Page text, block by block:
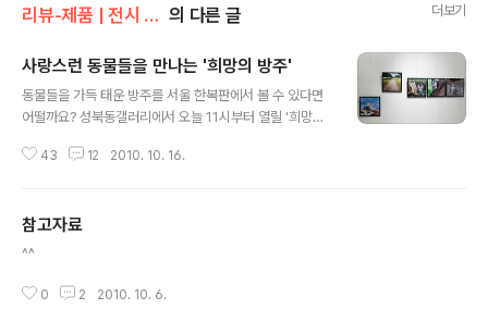
리뷰-제품 | 전시 | 공연 의 다른 글 더보기
사랑스런 동물들을 만나는 '희망의 방주'
동물들을 가득 태운 방주를 서울 한복판에서 볼 수 있다면
어떨까요? 성북동갤러리에서 오늘 11시부터 열릴 '희망의
친근한 반려동물인 개나 고양이 외에도 사막여우, 참새, 북
이 아니어도 한번쯤 들어보셨을 텐데요, 대홍수라는 천재
지변 앞에서도 희망을 잃지 않고 세상의 모든 동물들을 한
갈 곳을 잃어버린 동물들을 보호하고 보존하자는 취지에서
43 12 2010. 10. 16.
참고자료
^^
0 2 2010. 10. 6.